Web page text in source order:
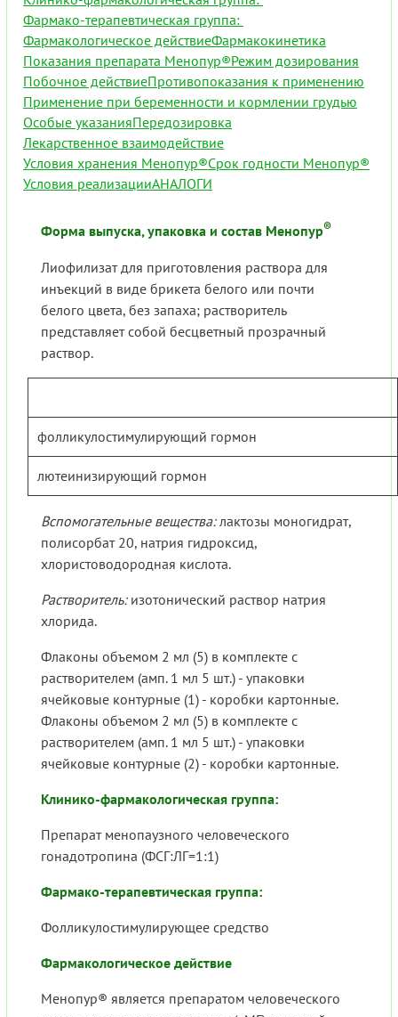
Фармако-терапевтическая группа:
Фармакологическое действиеФармакокинетика
Показания препарата Менопур®Режим дозирования
Побочное действиеПротивопоказания к применению
Применение при беременности и кормлении грудью
Особые указанияПередозировка
Лекарственное взаимодействие
Условия хранения Менопур®Срок годности Менопур®
Условия реализацииАНАЛОГИ
Форма выпуска, упаковка и состав Менопур®
Лиофилизат для приготовления раствора для
инъекций в виде брикета белого или почти
белого цвета, без запаха; растворитель
представляет собой бесцветный прозрачный
раствор.
фолликулостимулирующий гормон
лютеинизирующий гормон
Вспомогательные вещества:лактозы моногидрат,
полисорбат 20, натрия гидроксид,
хлористоводородная кислота.
Растворитель: изотонический раствор натрия
хлорида.
Флаконы объемом 2 мл (5) в комплекте с
растворителем (амп. 1 мл 5 шт.) - упаковки
ячейковые контурные (1) - коробки картонные.
Флаконы объемом 2 мл (5) в комплекте с
растворителем (амп. 1 мл 5 шт.) - упаковки
ячейковые контурные (2) - коробки картонные.
Клинико-фармакологическая группа:
Препарат менопаузного человеческого
гонадотропина (ФСГ:ЛГ=1:1)
Фармако-терапевтическая группа:
Фолликулостимулирующее средство
Фармакологическое действие
Менопур® является препаратом человеческого